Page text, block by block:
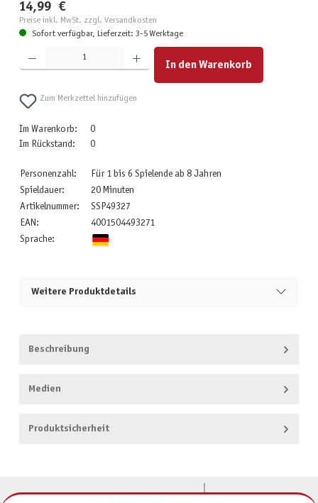
14,99 €
Preise inkl. MwSt. zzgl. Versandkosten
Sofort verfügbar, Lieferzeit: 3-5 Werktage
Produkt Anzahl: Gib den gewünschten Wert ein oder benutze die Schaltflächen um die Anzahl zu
In den Warenkorb
Zum Merkzettel hinzufügen
Im Warenkorb:
0
Im Rückstand:
0
Personenzahl:
Für 1 bis 6 Spielende ab 8 Jahren
Spieldauer:
20 Minuten
Artikelnummer:
SSP49327
EAN:
4001504493271
Sprache:
Weitere Produktdetails
Beschreibung
Medien
Produktsicherheit